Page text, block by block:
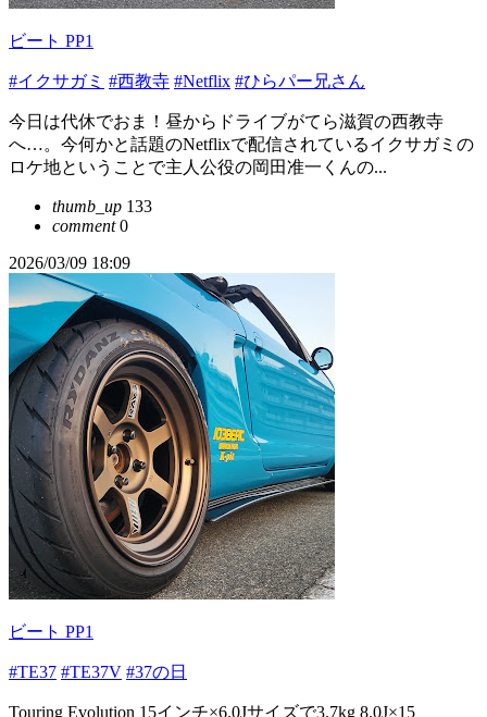
ビート PP1
#イクサガミ #西教寺 #Netflix #ひらパー兄さん
今日は代休でおま！昼からドライブがてら滋賀の西教寺
へ…。今何かと話題のNetflixで配信されているイクサガミの
ロケ地ということで主人公役の岡田准一くんの...
thumb_up 133
comment0
2026/03/09 18:09
ビート PP1
#TE37 #TE37V #37の日
Touring Evolution 15インチ×6.0Jサイズで3.7kg 8.0J×15